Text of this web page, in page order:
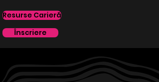
Resurse Carieră
Înscriere